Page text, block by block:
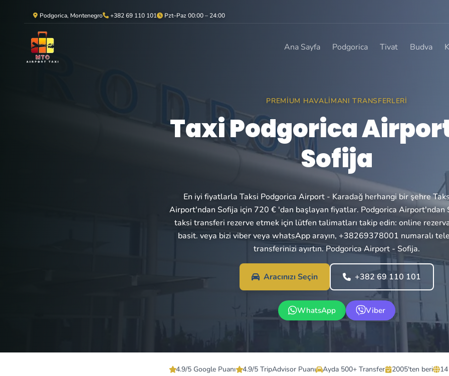
Podgorica, Montenegro +382 69 110 101 Pzt–Paz 00:00 – 24:00
Ana Sayfa Podgorica Tivat Budva
PREMIUM HAVALIMANI TRANSFERLERI
Taxi Podgorica
Sofija
En iyi fiyatlarla Taksi Podgorica Airport - Karadağ herhangi bir şehre
Airport'ndan Sofija için 720 € 'dan başlayan fiyatlar. Podgorica Airport'ndan
taksi transferi rezerve etmek için lütfen talimatları takip edin: online
basit. veya bizi viber veya whatsApp arayın, +38269378001 numaralı
transferinizi ayırtın. Podgorica Airport - Sofija.
Aracınızı Seçin +382 69 110 101
WhatsApp Viber
4.9/5 Google Puanı 4.9/5 TripAdvisor Puanı Ayda 500+ Transfer 2005'ten beri